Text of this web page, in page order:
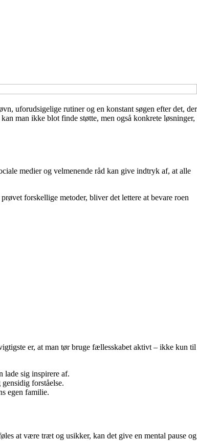
uforudsigelige rutiner og en konstant søgen efter det, der
man ikke blot finde støtte, men også konkrete løsninger,
medier og velmenende råd kan give indtryk af, at alle
forskellige metoder, bliver det lettere at bevare roen
er, at man tør bruge fællesskabet aktivt – ikke kun til
lade sig inspirere af.
forståelse.
egen familie.
at være træt og usikker, kan det give en mental pause og